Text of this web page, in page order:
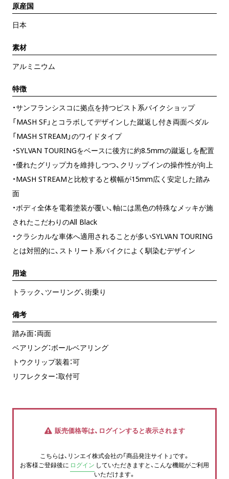
原産国
日本
素材
アルミニウム
特徴
・サンフランシスコに拠点を持つピスト系バイクショップ
「MASH SF」とコラボしてデザインした蹴返し付き両面ペダル
「MASH STREAM」のワイドタイプ
・SYLVAN TOURINGをベースに後方に約8.5mmの蹴返しを配置
・優れたグリップ力を維持しつつ、クリップインの操作性が向上
・MASH STREAMと比較すると横幅が15mm広く安定した踏み
面
・ボディ全体を電着塗装が覆い、軸には黒色の特殊なメッキが施
されたこだわりのAll Black
・クラシカルな車体へ適用されることが多いSYLVAN TOURING
とは対照的に、ストリート系バイクによく馴染むデザイン
用途
トラック、ツーリング、街乗り
備考
踏み面：両面
ベアリング：ボールベアリング
トウクリップ装着：可
リフレクター：取付可
販売価格等は、ログインすると表示されます
こちらは、リンエイ株式会社の「商品発注サイト」です。
お客様ご登録後に ログイン していただきますと、こんな機能がご利用
いただけます。